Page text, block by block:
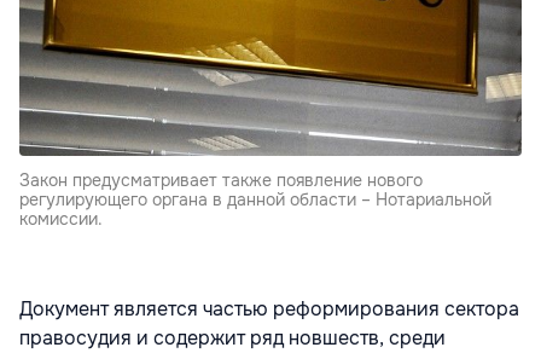
Закон предусматривает также появление нового
регулирующего органа в данной области – Нотариальной
комиссии.
Документ является частью реформирования сектора
правосудия и содержит ряд новшеств, среди